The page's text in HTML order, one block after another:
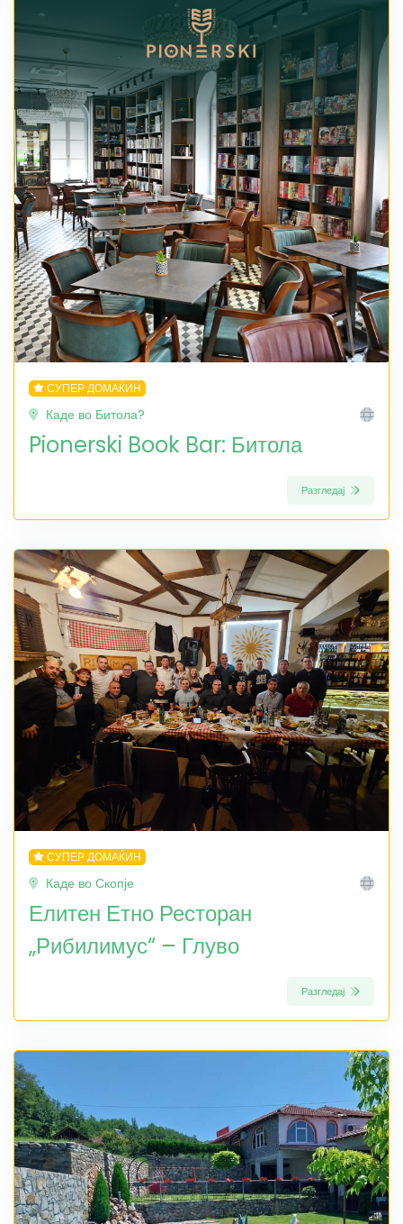
СУПЕР ДОМАЌИН
Каде во Битола?
Pionerski Book Bar: Битола
Разгледај
СУПЕР ДОМАЌИН
Каде во Скопје
Елитен Етно Ресторан
„Рибилимус“ – Глуво
Разгледај